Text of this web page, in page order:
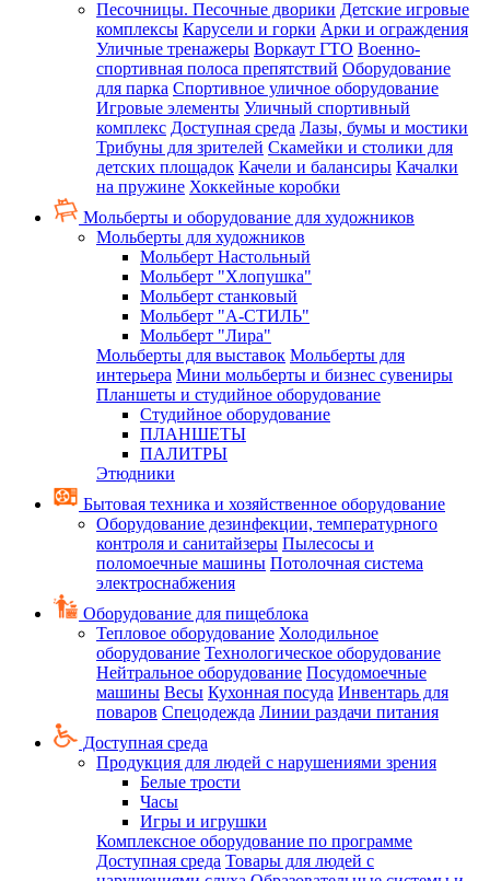
Песочницы. Песочные дворики Детские игровые
комплексы Карусели и горки Арки и ограждения
Уличные тренажеры Воркаут ГТО Военно-
спортивная полоса препятствий Оборудование
для парка Спортивное уличное оборудование
Игровые элементы Уличный спортивный
комплекс Доступная среда Лазы, бумы и мостики
Трибуны для зрителей Скамейки и столики для
детских площадок Качели и балансиры Качалки
на пружине Хоккейные коробки
Мольберты и оборудование для художников
Мольберты для художников
Мольберт Настольный
Мольберт "Хлопушка"
Мольберт станковый
Мольберт "А-СТИЛЬ"
Мольберт "Лира"
Мольберты для выставок Мольберты для
интерьера Мини мольберты и бизнес сувениры
Планшеты и студийное оборудование
Студийное оборудование
ПЛАНШЕТЫ
ПАЛИТРЫ
Этюдники
Бытовая техника и хозяйственное оборудование
Оборудование дезинфекции, температурного
контроля и санитайзеры Пылесосы и
поломоечные машины Потолочная система
электроснабжения
Оборудование для пищеблока
Тепловое оборудование Холодильное
оборудование Технологическое оборудование
Нейтральное оборудование Посудомоечные
машины Весы Кухонная посуда Инвентарь для
поваров Спецодежда Линии раздачи питания
Доступная среда
Продукция для людей с нарушениями зрения
Белые трости
Часы
Игры и игрушки
Комплексное оборудование по программе
Доступная среда Товары для людей с